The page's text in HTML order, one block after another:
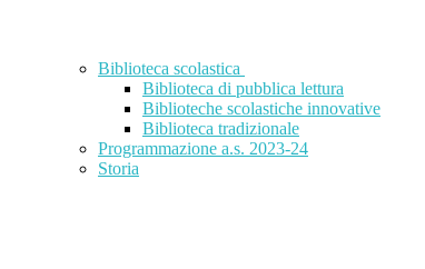
Biblioteca scolastica
Biblioteca di pubblica lettura
Biblioteche scolastiche innovative
Biblioteca tradizionale
Programmazione a.s. 2023-24
Storia